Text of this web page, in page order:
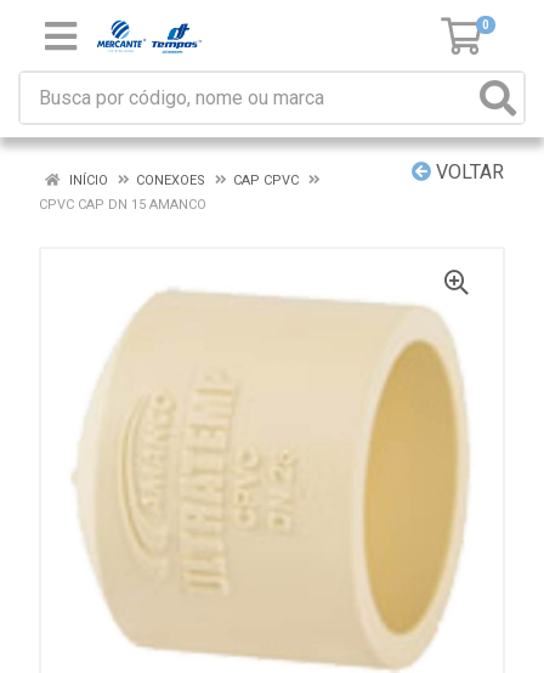
0
VOLTAR
INÍCIO CONEXOES
CAP CPVC
CPVC CAP DN 15 AMANCO